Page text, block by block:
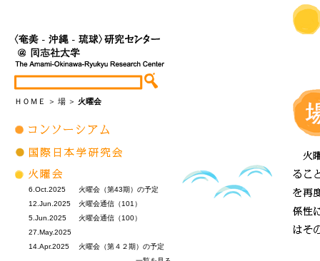
ＨＯＭＥ ＞ 場 ＞ 火曜会
6.Oct.2025
火曜会（第43期）の予定
12.Jun.2025
火曜会通信（101）
5.Jun.2025
火曜会通信（100）
27.May.2025
14.Apr.2025
火曜会（第４２期）の予定